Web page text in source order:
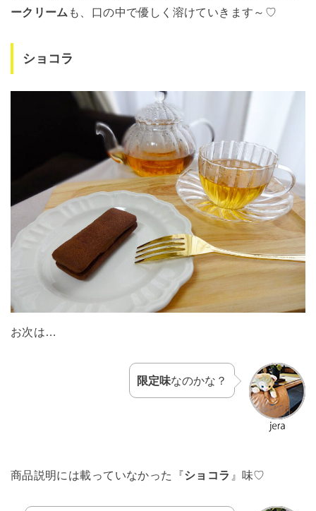
ークリーム も、口の中で優しく溶けていきます～♡
ショコラ
お次は…
限定味なのかな？
商品説明には載っていなかった『ショコラ 』味♡